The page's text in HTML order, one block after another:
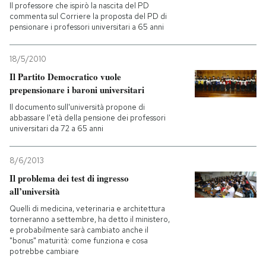
Il professore che ispirò la nascita del PD
commenta sul Corriere la proposta del PD di
pensionare i professori universitari a 65 anni
18/5/2010
Il Partito Democratico vuole
prepensionare i baroni universitari
Il documento sull'università propone di
abbassare l'età della pensione dei professori
universitari da 72 a 65 anni
8/6/2013
Il problema dei test di ingresso
all’università
Quelli di medicina, veterinaria e architettura
torneranno a settembre, ha detto il ministero,
e probabilmente sarà cambiato anche il
"bonus" maturità: come funziona e cosa
potrebbe cambiare